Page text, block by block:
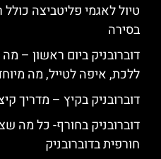
טיול לאגמי פליטביצה
בסירה
דוברובניק ביום ראשון –
ללכת, איפה לטייל, מה
דוברובניק בקיץ – מדריך
דוברובניק בחורף- כל מה
חורפית בדוברובניק